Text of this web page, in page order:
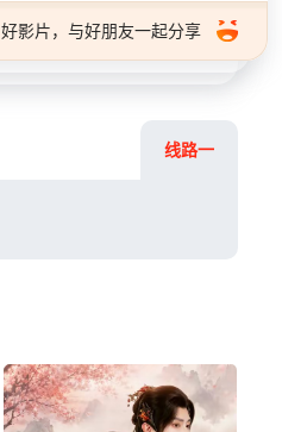
好影片，与好朋友一起分享
线路一